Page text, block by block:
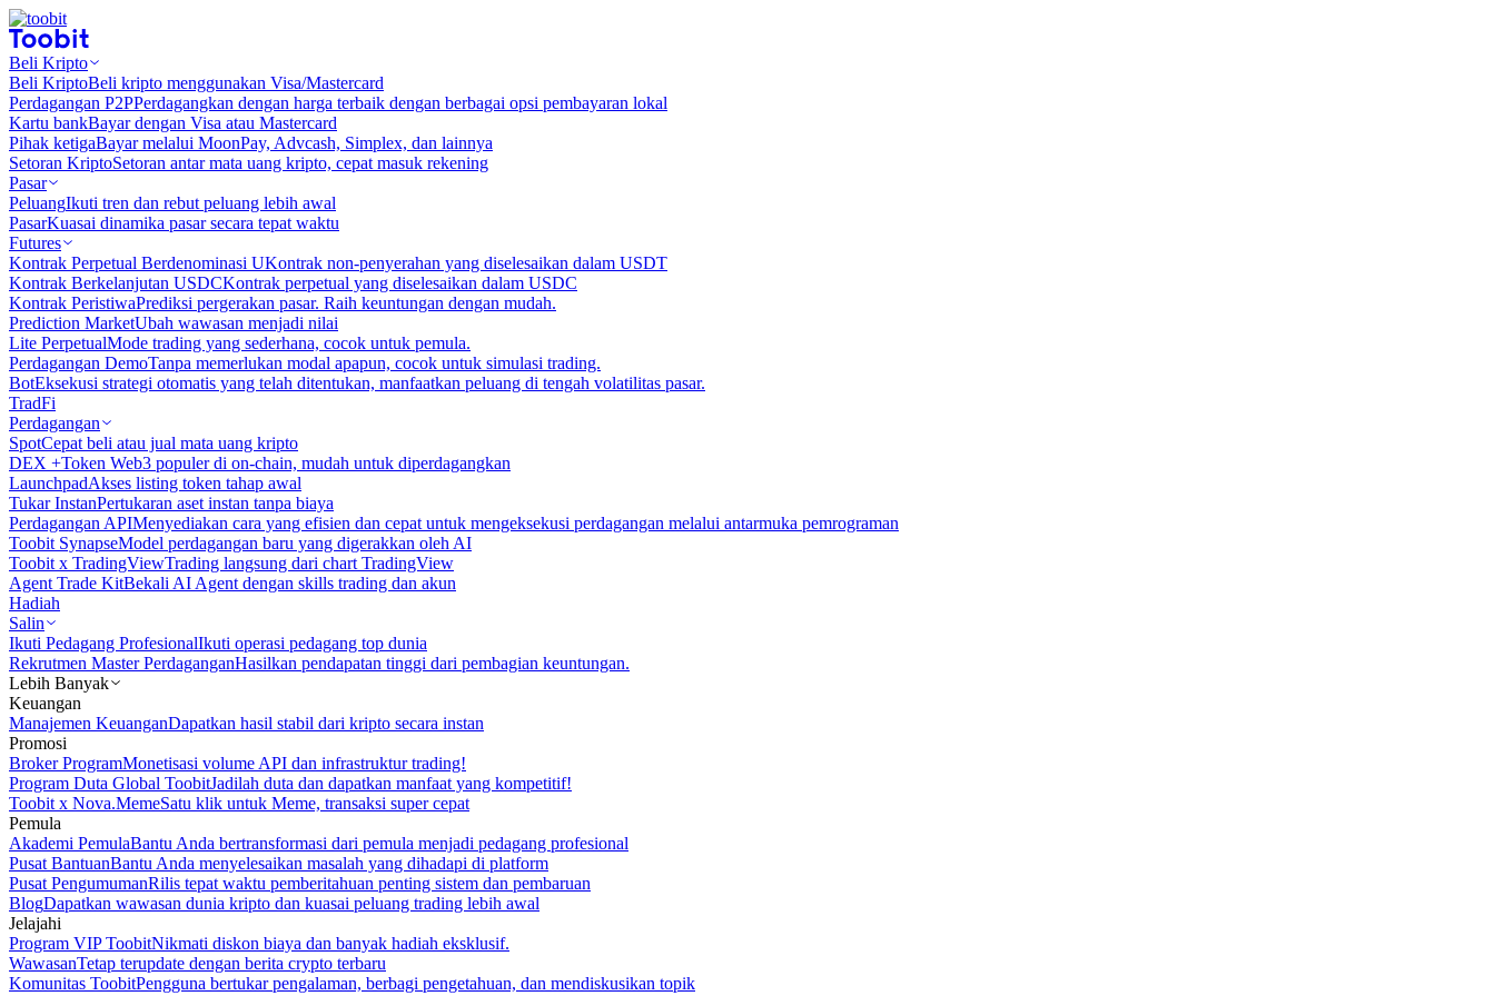
Beli Kripto
Beli KriptoBeli kripto menggunakan Visa/Mastercard
Perdagangan P2PPerdagangkan dengan harga terbaik dengan berbagai opsi pembayaran lokal
Kartu bankBayar dengan Visa atau Mastercard
Pihak ketigaBayar melalui MoonPay, Advcash, Simplex, dan lainnya
Setoran KriptoSetoran antar mata uang kripto, cepat masuk rekening
Pasar
PeluangIkuti tren dan rebut peluang lebih awal
PasarKuasai dinamika pasar secara tepat waktu
Futures
Kontrak Perpetual Berdenominasi UKontrak non-penyerahan yang diselesaikan dalam USDT
Kontrak Berkelanjutan USDCKontrak perpetual yang diselesaikan dalam USDC
Kontrak PeristiwaPrediksi pergerakan pasar. Raih keuntungan dengan mudah.
Prediction MarketUbah wawasan menjadi nilai
Lite PerpetualMode trading yang sederhana, cocok untuk pemula.
Perdagangan DemoTanpa memerlukan modal apapun, cocok untuk simulasi trading.
BotEksekusi strategi otomatis yang telah ditentukan, manfaatkan peluang di tengah volatilitas pasar.
TradFi
Perdagangan
SpotCepat beli atau jual mata uang kripto
DEX +Token Web3 populer di on-chain, mudah untuk diperdagangkan
LaunchpadAkses listing token tahap awal
Tukar InstanPertukaran aset instan tanpa biaya
Perdagangan APIMenyediakan cara yang efisien dan cepat untuk mengeksekusi perdagangan melalui antarmuka pemrograman
Toobit SynapseModel perdagangan baru yang digerakkan oleh AI
Toobit x TradingViewTrading langsung dari chart TradingView
Agent Trade KitBekali AI Agent dengan skills trading dan akun
Hadiah
Salin
Ikuti Pedagang ProfesionalIkuti operasi pedagang top dunia
Rekrutmen Master PerdaganganHasilkan pendapatan tinggi dari pembagian keuntungan.
Lebih Banyak
Keuangan
Manajemen KeuanganDapatkan hasil stabil dari kripto secara instan
Promosi
Broker ProgramMonetisasi volume API dan infrastruktur trading!
Program Duta Global ToobitJadilah duta dan dapatkan manfaat yang kompetitif!
Toobit x Nova.MemeSatu klik untuk Meme, transaksi super cepat
Pemula
Akademi PemulaBantu Anda bertransformasi dari pemula menjadi pedagang profesional
Pusat BantuanBantu Anda menyelesaikan masalah yang dihadapi di platform
Pusat PengumumanRilis tepat waktu pemberitahuan penting sistem dan pembaruan
BlogDapatkan wawasan dunia kripto dan kuasai peluang trading lebih awal
Jelajahi
Program VIP ToobitNikmati diskon biaya dan banyak hadiah eksklusif.
WawasanTetap terupdate dengan berita crypto terbaru
Komunitas ToobitPengguna bertukar pengalaman, berbagi pengetahuan, dan mendiskusikan topik